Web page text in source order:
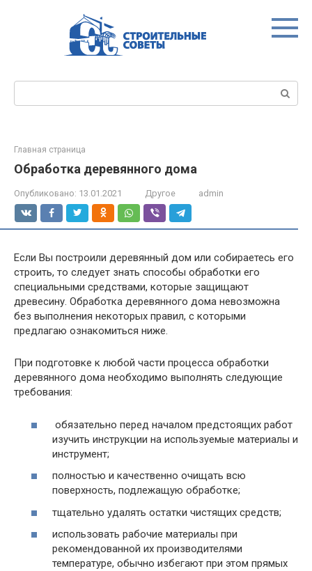
Главная страница
Обработка деревянного дома
Опубликовано: 13.01.2021 Другое admin
Если Вы построили деревянный дом или собираетесь его
строить, то следует знать способы обработки его
специальными средствами, которые защищают
древесину. Обработка деревянного дома невозможна
без выполнения некоторых правил, с которыми
предлагаю ознакомиться ниже.
При подготовке к любой части процесса обработки
деревянного дома необходимо выполнять следующие
требования:
обязательно перед началом предстоящих работ
изучить инструкции на используемые материалы и
инструмент;
полностью и качественно очищать всю
поверхность, подлежащую обработке;
тщательно удалять остатки чистящих средств;
использовать рабочие материалы при
рекомендованной их производителями
температуре, обычно избегают при этом прямых